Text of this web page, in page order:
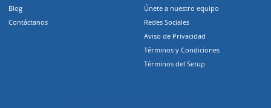
Blog
Contáctanos
Únete a nuestro equipo
Redes Sociales
Aviso de Privacidad
Términos y Condiciones
Términos del Setup